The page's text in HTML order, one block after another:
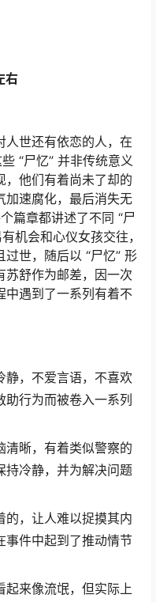
右
人世还有依恋的人，在
“尸忆” 并非传统意义
，他们有着尚未了却的
加速腐化，最后消失无
篇章都讲述了不同 “尸
机会和心仪女孩交往，
世，随后以 “尸忆” 形
苏舒作为邮差，因一次
中遇到了一系列有着不
静，不爱言语，不喜欢
行为而被卷入一系列
清晰，有着类似警察的
持冷静，并为解决问题
的，让人难以捉摸其内
事件中起到了推动情节
起来像流氓，但实际上